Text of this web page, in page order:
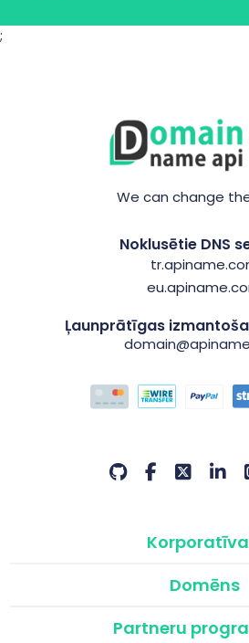
;
We can change
Noklusētie DNS
Ļaunprātīgas
Domēns
Partneru